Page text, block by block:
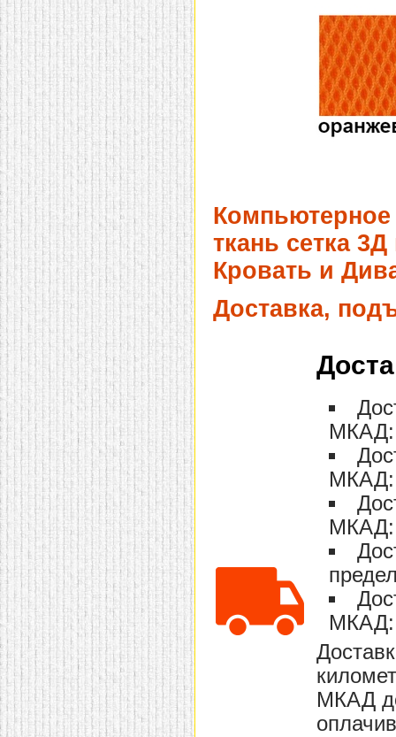
ткань сетка
Кровать и
Доставка,
МКАД:
МКАД:
МКАД:
МКАД:
МКАД